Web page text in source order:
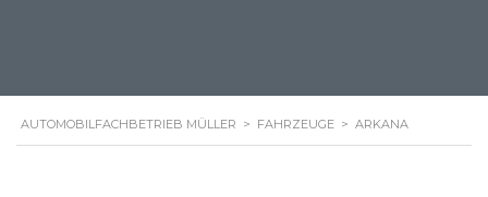
AUTOMOBILFACHBETRIEB MÜLLER > FAHRZEUGE > ARKANA